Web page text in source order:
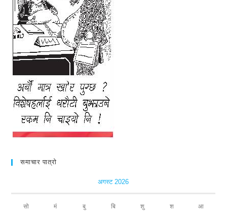
समाचार पात्रो
अगस्ट 2026
सो मं बु बि शु श आ